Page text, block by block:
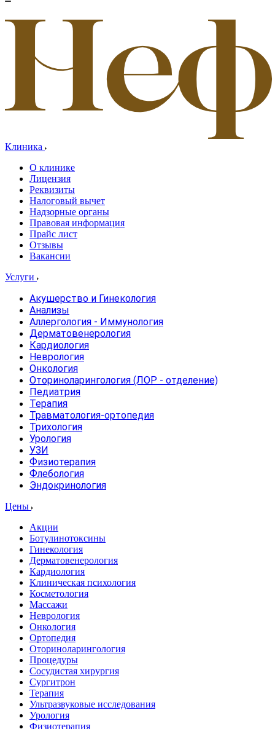
Клиника
О клинике
Лицензия
Реквизиты
Налоговый вычет
Надзорные органы
Правовая информация
Прайс лист
Отзывы
Вакансии
Услуги
Акушерство и Гинекология
Анализы
Аллергология - Иммунология
Дерматовенерология
Кардиология
Неврология
Онкология
Оториноларингология (ЛОР - отделение)
Педиатрия
Терапия
Травматология-ортопедия
Трихология
Урология
УЗИ
Физиотерапия
Флебология
Эндокринология
Цены
Акции
Ботулинотоксины
Гинекология
Дерматовенерология
Кардиология
Клиническая психология
Косметология
Массажи
Неврология
Онкология
Ортопедия
Оториноларингология
Процедуры
Сосудистая хирургия
Сургитрон
Терапия
Ультразвуковые исследования
Урология
Физиотерапия